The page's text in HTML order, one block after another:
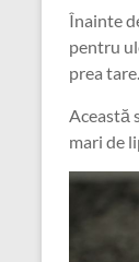
Înainte
pentru
prea tare.
Această
mari de